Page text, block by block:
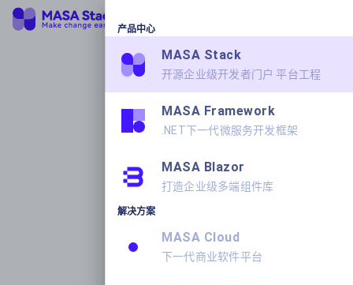
产品中心
MASA Stack
开源企业级开发者门户 平台工程
MASA Framework
.NET下一代微服务开发框架
MASA Blazor
打造企业级多端组件库
解决方案
MASA Cloud
下一代商业软件平台